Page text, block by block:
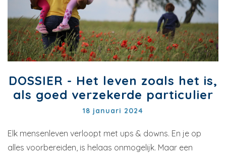
DOSSIER - Het leven zoals het is,
als goed verzekerde particulier
18 januari 2024
Elk mensenleven verloopt met ups & downs. En je op
alles voorbereiden, is helaas onmogelijk. Maar een